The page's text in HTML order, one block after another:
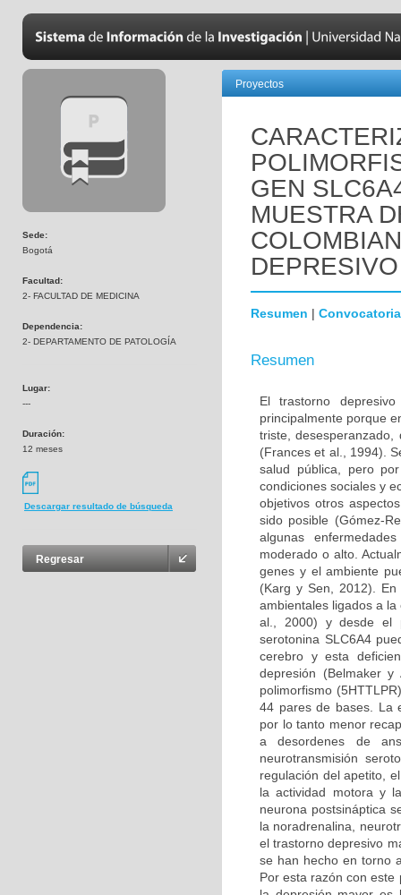
Sede:
Bogotá
Facultad:
2- FACULTAD DE MEDICINA
Dependencia:
2- DEPARTAMENTO DE PATOLOGÍA
Lugar:
---
Duración:
12 meses
Descargar resultado de búsqueda
Regresar
Proyectos
GEN
MUESTRA
Resumen | Convocatoria
Resumen
El trastorno
principalmente porque
triste,
(Frances et al., 1994).
salud pública, pero
condiciones sociales y
objetivos otros
sido posible (Gómez-
algunas
moderado o alto.
genes y el ambiente
(Karg y Sen, 2012).
ambientales ligados a
al., 2000) y desde el
serotonina SLC6A4
cerebro y esta
depresión (Belmaker
polimorfismo
44 pares de bases. La
por lo tanto menor
a desordenes de
neurotransmisión
regulación del apetito,
la actividad motora y
neurona postsináptica
la noradrenalina,
el trastorno depresivo
se han hecho en torno
Por esta razón con